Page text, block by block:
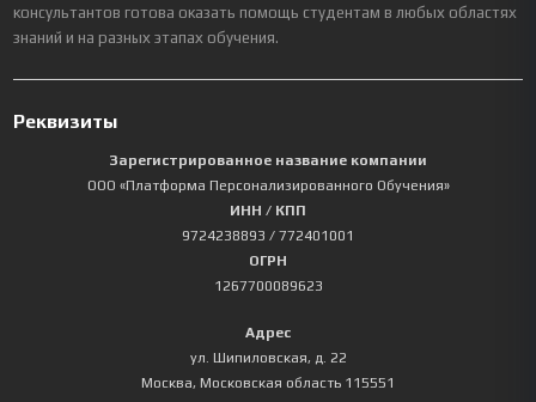
консультантов готова оказать помощь студентам в любых областях
знаний и на разных этапах обучения.
Реквизиты
Зарегистрированное название компании
ООО «Платформа Персонализированного Обучения»
ИНН / КПП
9724238893 / 772401001
ОГРН
1267700089623
Адрес
ул. Шипиловская, д. 22
Москва, Московская область 115551